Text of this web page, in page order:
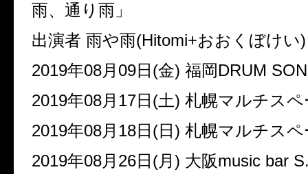
雨、通り雨」
出演者 雨や雨(Hitomi+おおくぼけい)
2019年08月09日(金) 福岡DRUM SON
2019年08月17日(土) 札幌マルチス
2019年08月18日(日) 札幌マルチス
2019年08月26日(月) 大阪music bar